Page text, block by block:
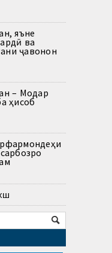
яъне
ва
ҷавонон
– Модар
ҳисоб